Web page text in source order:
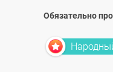
Обязательно